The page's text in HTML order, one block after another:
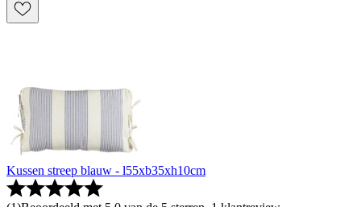
Kussen streep blauw - l55xb35xh10cm